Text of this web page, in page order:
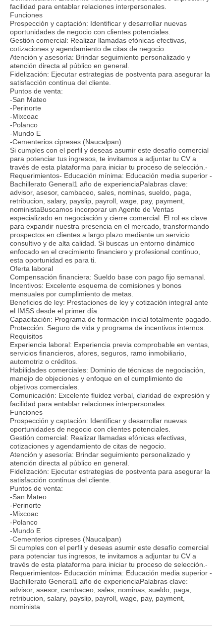
facilidad para entablar relaciones interpersonales.
Funciones
Prospección y captación: Identificar y desarrollar nuevas
oportunidades de negocio con clientes potenciales.
Gestión comercial: Realizar llamadas efónicas efectivas,
cotizaciones y agendamiento de citas de negocio.
Atención y asesoría: Brindar seguimiento personalizado y
atención directa al público en general.
Fidelización: Ejecutar estrategias de postventa para asegurar la
satisfacción continua del cliente.
Puntos de venta:
-San Mateo
-Perinorte
-Mixcoac
-Polanco
-Mundo E
-Cementerios cipreses (Naucalpan)
Si cumples con el perfil y deseas asumir este desafío comercial
para potenciar tus ingresos, te invitamos a adjuntar tu CV a
través de esta plataforma para iniciar tu proceso de selección.-
Requerimientos- Educación mínima: Educación media superior -
Bachillerato General1 año de experienciaPalabras clave:
advisor, asesor, cambaceo, sales, nominas, sueldo, paga,
retribucion, salary, payslip, payroll, wage, pay, payment,
noministaBuscamos incorporar un Agente de Ventas
especializado en negociación y cierre comercial. El rol es clave
para expandir nuestra presencia en el mercado, transformando
prospectos en clientes a largo plazo mediante un servicio
consultivo y de alta calidad. Si buscas un entorno dinámico
enfocado en el crecimiento financiero y profesional continuo,
esta oportunidad es para ti.
Oferta laboral
Compensación financiera: Sueldo base con pago fijo semanal.
Incentivos: Excelente esquema de comisiones y bonos
mensuales por cumplimiento de metas.
Beneficios de ley: Prestaciones de ley y cotización integral ante
el IMSS desde el primer día.
Capacitación: Programa de formación inicial totalmente pagado.
Protección: Seguro de vida y programa de incentivos internos.
Requisitos
Experiencia laboral: Experiencia previa comprobable en ventas,
servicios financieros, afores, seguros, ramo inmobiliario,
automotriz o créditos.
Habilidades comerciales: Dominio de técnicas de negociación,
manejo de objeciones y enfoque en el cumplimiento de
objetivos comerciales.
Comunicación: Excelente fluidez verbal, claridad de expresión y
facilidad para entablar relaciones interpersonales.
Funciones
Prospección y captación: Identificar y desarrollar nuevas
oportunidades de negocio con clientes potenciales.
Gestión comercial: Realizar llamadas efónicas efectivas,
cotizaciones y agendamiento de citas de negocio.
Atención y asesoría: Brindar seguimiento personalizado y
atención directa al público en general.
Fidelización: Ejecutar estrategias de postventa para asegurar la
satisfacción continua del cliente.
Puntos de venta:
-San Mateo
-Perinorte
-Mixcoac
-Polanco
-Mundo E
-Cementerios cipreses (Naucalpan)
Si cumples con el perfil y deseas asumir este desafío comercial
para potenciar tus ingresos, te invitamos a adjuntar tu CV a
través de esta plataforma para iniciar tu proceso de selección.-
Requerimientos- Educación mínima: Educación media superior -
Bachillerato General1 año de experienciaPalabras clave:
advisor, asesor, cambaceo, sales, nominas, sueldo, paga,
retribucion, salary, payslip, payroll, wage, pay, payment,
nominista